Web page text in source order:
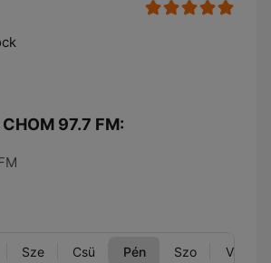
97.7 FM:
Sze Csü Pén Szo Vas